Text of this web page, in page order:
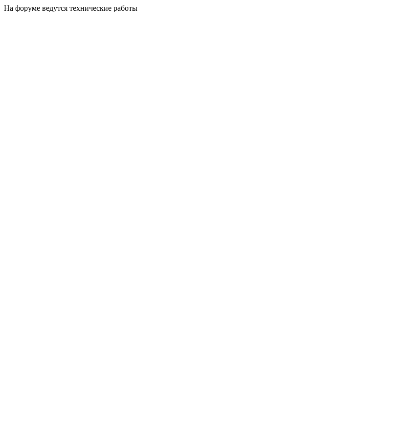
На форуме ведутся технические работы